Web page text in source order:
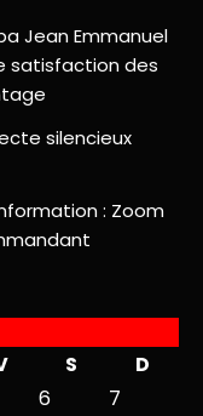
Jean Emmanuel
satisfaction des
silencieux
: Zoom
S
D
6
7